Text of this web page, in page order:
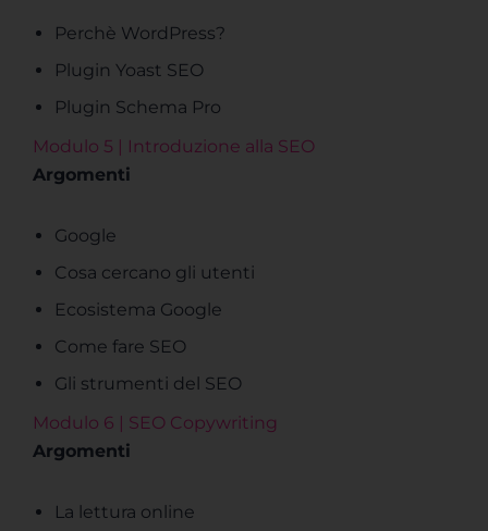
Perchè WordPress?
Plugin Yoast SEO
Plugin Schema Pro
Modulo 5 | Introduzione alla SEO
Argomenti
Google
Cosa cercano gli utenti
Ecosistema Google
Come fare SEO
Gli strumenti del SEO
Modulo 6 | SEO Copywriting
Argomenti
La lettura online